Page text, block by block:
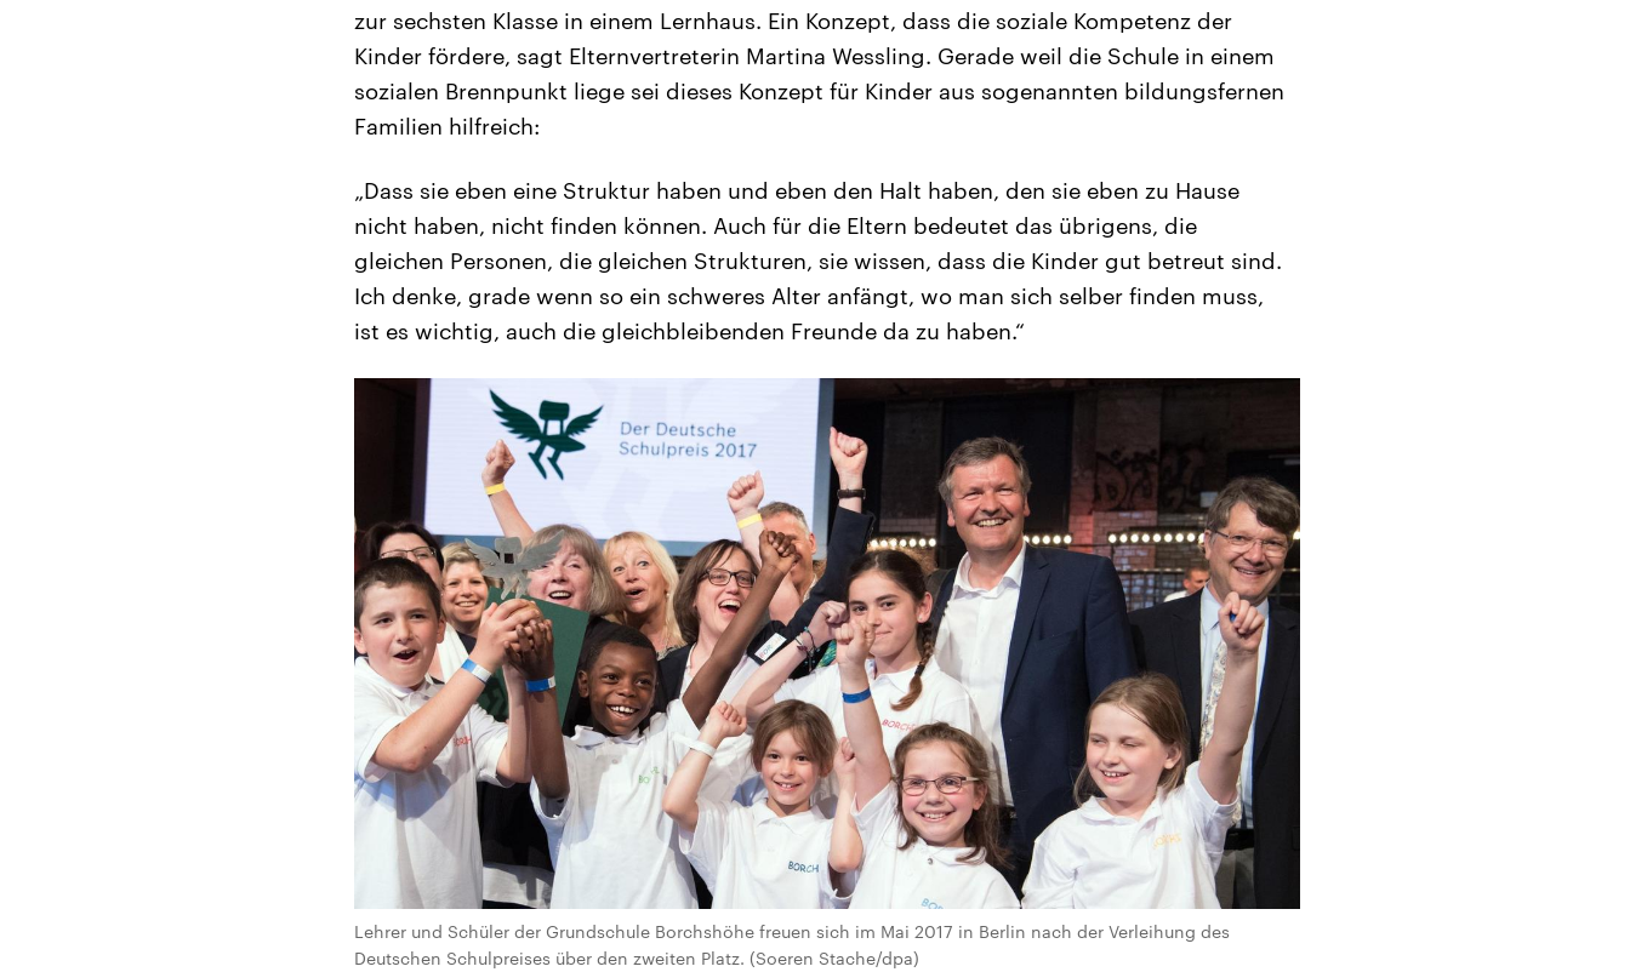
zur sechsten Klasse in einem Lernhaus. Ein Konzept, dass die soziale Kompetenz der
Kinder fördere, sagt Elternvertreterin Martina Wessling. Gerade weil die Schule in einem
sozialen Brennpunkt liege sei dieses Konzept für Kinder aus sogenannten bildungsfernen
Familien hilfreich:
„Dass sie eben eine Struktur haben und eben den Halt haben, den sie eben zu Hause
nicht haben, nicht finden können. Auch für die Eltern bedeutet das übrigens, die
gleichen Personen, die gleichen Strukturen, sie wissen, dass die Kinder gut betreut sind.
Ich denke, grade wenn so ein schweres Alter anfängt, wo man sich selber finden muss,
ist es wichtig, auch die gleichbleibenden Freunde da zu haben.“
Lehrer und Schüler der Grundschule Borchshöhe freuen sich im Mai 2017 in Berlin nach der Verleihung des
Deutschen Schulpreises über den zweiten Platz. (Soeren Stache/dpa)